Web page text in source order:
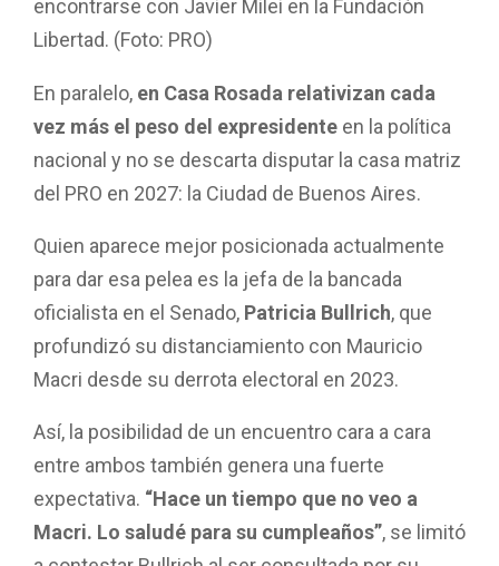
encontrarse con Javier Milei en la Fundación
Libertad. (Foto: PRO)
En paralelo, en Casa Rosada relativizan cada
vez más el peso del expresidente en la política
nacional y no se descarta disputar la casa matriz
del PRO en 2027: la Ciudad de Buenos Aires.
Quien aparece mejor posicionada actualmente
para dar esa pelea es la jefa de la bancada
oficialista en el Senado, Patricia Bullrich, que
profundizó su distanciamiento con Mauricio
Macri desde su derrota electoral en 2023.
Así, la posibilidad de un encuentro cara a cara
entre ambos también genera una fuerte
expectativa.
“Hace un tiempo que no veo a
Macri. Lo saludé para su cumpleaños” , se limitó